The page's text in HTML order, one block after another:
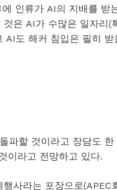
인류가 AI의 지배를 받
것은 AI가 수많은 일자리(
AI도 해커 침입은 필히 받
파할 것이라고 장담도 한
이라고 전망하고 있다.
사라는 포장으로(APEC